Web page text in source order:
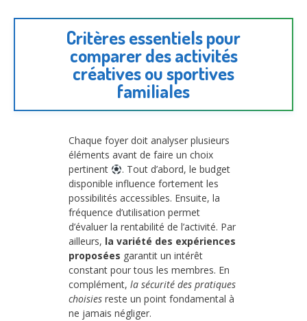
Critères essentiels pour
comparer des activités
créatives ou sportives
familiales
Chaque foyer doit analyser plusieurs
éléments avant de faire un choix
pertinent
. Tout d’abord, le budget
disponible influence fortement les
possibilités accessibles. Ensuite, la
fréquence d’utilisation permet
d’évaluer la rentabilité de l’activité. Par
ailleurs, la variété des expériences
proposées garantit un intérêt
constant pour tous les membres. En
complément, la sécurité des pratiques
choisies reste un point fondamental à
ne jamais négliger.